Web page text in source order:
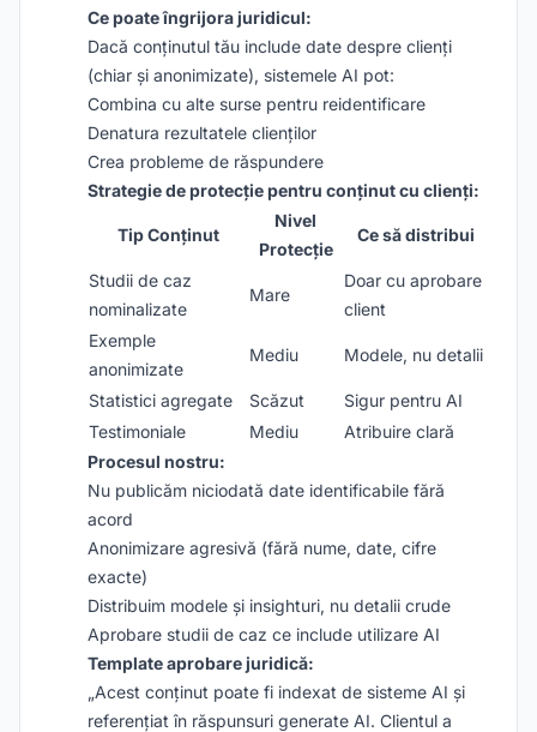
Ce poate îngrijora juridicul:
Dacă conținutul tău include date despre clienți
(chiar și anonimizate), sistemele AI pot:
Combina cu alte surse pentru reidentificare
Denatura rezultatele clienților
Crea probleme de răspundere
Strategie de protecție pentru conținut cu clienți:
Tip Conținut
Nivel
Protecție
Ce să distribui
Studii de caz
nominalizate
Mare
Doar cu aprobare
client
Exemple
anonimizate
Mediu Modele, nu detalii
Statistici agregate Scăzut
Sigur pentru AI
Testimoniale
Mediu
Atribuire clară
Procesul nostru:
Nu publicăm niciodată date identificabile fără
acord
Anonimizare agresivă (fără nume, date, cifre
exacte)
Distribuim modele și insighturi, nu detalii crude
Aprobare studii de caz ce include utilizare AI
Template aprobare juridică:
„Acest conținut poate fi indexat de sisteme AI și
referențiat în răspunsuri generate AI. Clientul a